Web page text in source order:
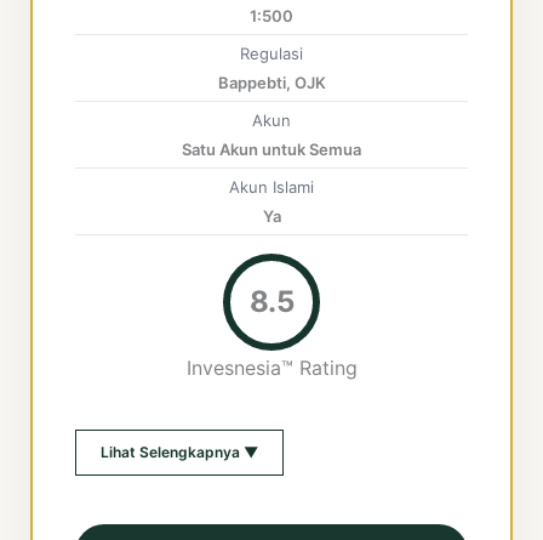
1:500
Regulasi
Bappebti, OJK
Akun
Satu Akun untuk Semua
Akun Islami
Ya
8.5
Invesnesia™ Rating
Lihat Selengkapnya ▼